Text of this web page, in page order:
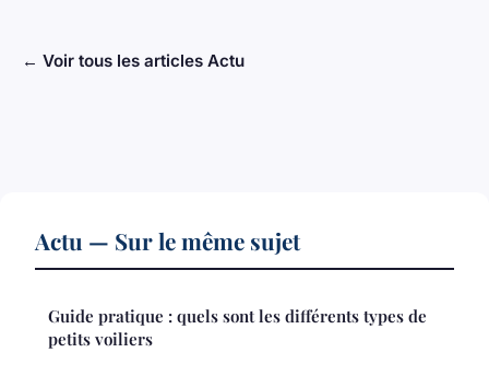
← Voir tous les articles Actu
Actu — Sur le même sujet
Guide pratique : quels sont les différents types de
petits voiliers